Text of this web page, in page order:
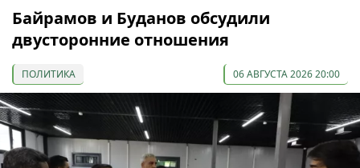
Байрамов и Буданов обсудили
двусторонние отношения
ПОЛИТИКА 06 АВГУСТА 2026 20:00